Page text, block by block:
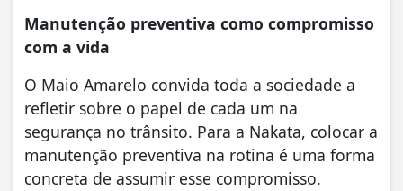
Manutenção preventiva como compromisso
com a vida
O Maio Amarelo convida toda a sociedade a
refletir sobre o papel de cada um na
segurança no trânsito. Para a Nakata, colocar a
manutenção preventiva na rotina é uma forma
concreta de assumir esse compromisso.